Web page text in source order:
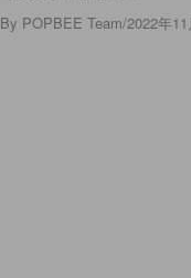
By POPBEE Team/2022年11